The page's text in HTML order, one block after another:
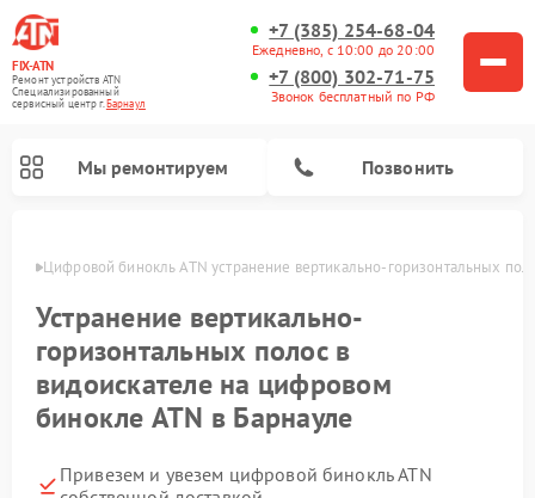
FIX-ATN
Ремонт устройств ATN
Специализированный
cервисный центр г.Барнаул
+7 (385) 254-68-04
Ежедневно, с 10:00 до 20:00
+7 (800) 302-71-75
Звонок бесплатный по РФ
Мы ремонтируем Позвонить
Цифровой бинокль ATN устранение вертикально-горизонтальных
Устранение вертикально-
горизонтальных полос в
видоискателе на цифровом
бинокле ATN в Барнауле
Привезем и увезем цифровой бинокль ATN